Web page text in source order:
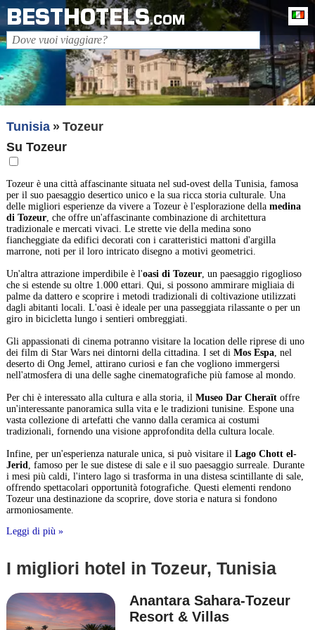
BESTHOTELS.COM
Tunisia
Tozeur
Su Tozeur
Tozeur è una città affascinante situata nel sud-ovest della Tunisia, famosa
per il suo paesaggio desertico unico e la sua ricca storia culturale. Una
delle migliori esperienze da vivere a Tozeur è l'esplorazione della medina
di Tozeur, che offre un'affascinante combinazione di architettura
tradizionale e mercati vivaci. Le strette vie della medina sono
fiancheggiate da edifici decorati con i caratteristici mattoni d'argilla
marrone, noti per il loro intricato disegno a motivi geometrici.
Un'altra attrazione imperdibile è l'oasi di Tozeur, un paesaggio rigoglioso
che si estende su oltre 1.000 ettari. Qui, si possono ammirare migliaia di
palme da dattero e scoprire i metodi tradizionali di coltivazione utilizzati
dagli abitanti locali. L'oasi è ideale per una passeggiata rilassante o per un
giro in bicicletta lungo i sentieri ombreggiati.
Gli appassionati di cinema potranno visitare la location delle riprese di uno
dei film di Star Wars nei dintorni della cittadina. I set di Mos Espa, nel
deserto di Ong Jemel, attirano curiosi e fan che vogliono immergersi
nell'atmosfera di una delle saghe cinematografiche più famose al mondo.
Per chi è interessato alla cultura e alla storia, il Museo Dar Cheraïtoffre
un'interessante panoramica sulla vita e le tradizioni tunisine. Espone una
vasta collezione di artefatti che vanno dalla ceramica ai costumi
tradizionali, fornendo una visione approfondita della cultura locale.
Infine, per un'esperienza naturale unica, si può visitare il Lago Chott el-
Jerid, famoso per le sue distese di sale e il suo paesaggio surreale. Durante
i mesi più caldi, l'intero lago si trasforma in una distesa scintillante di sale,
offrendo spettacolari opportunità fotografiche. Questi elementi rendono
Tozeur una destinazione da scoprire, dove storia e natura si fondono
armoniosamente.
Leggi di più »
I migliori hotel in Tozeur, Tunisia
Anantara Sahara-Tozeur
Resort & Villas